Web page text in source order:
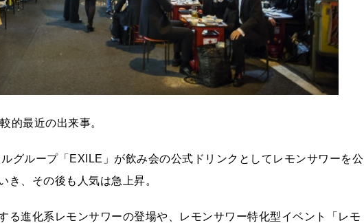
的最近の出来事。
グループ「EXILE」が飲み会の公式ドリンクとしてレモンサワーを公
き、その後も人気は急上昇。
る進化系レモンサワーの登場や、レモンサワー特化型イベント「レモ